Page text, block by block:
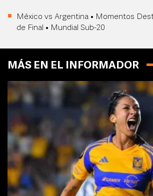
México vs Argentina • Momentos
de Final • Mundial Sub-20
MÁS EN EL INFORMADOR